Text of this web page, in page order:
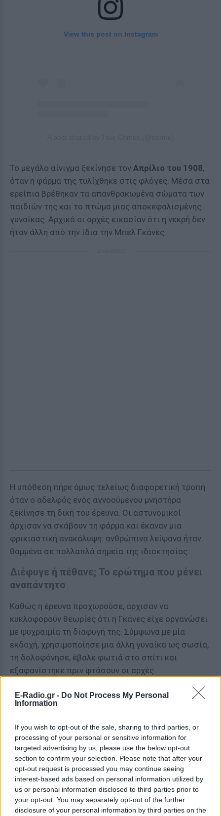
E-Radio.gr - Do Not Process My Personal
Information
If you wish to opt-out of the sale, sharing to third parties, or
processing of your personal or sensitive information for
targeted advertising by us, please use the below opt-out
section to confirm your selection. Please note that after your
opt-out request is processed you may continue seeing
interest-based ads based on personal information utilized by
us or personal information disclosed to third parties prior to
your opt-out. You may separately opt-out of the further
disclosure of your personal information by third parties on the
View this post on Instagram
Το μεγάλο αίνιγμα ξεκίνησε τον Απρίλιο του 1908,
όταν η φάρμα της τυλίχθηκε στις φλόγες. Μέσα στα
ερείπια βρέθηκαν τα απανθρακωμένα σώματα των
παιδιών της και το πτώμα μιας αποκεφαλισμένης
γυναίκας. Αρχικά οι αρχές εικασίαν ότι η νεκρή δεν
ήταν άλλη από την ίδια την Μπελ Γκάνες.
Η υπόθεση πήρε όμως τελείως διαφορετική τροπή
όταν ο αδελφός ενός αγνοούμενου μνηστήρα
ξεκίνησε τη δική του έρευνα. Οι αστυνομικοί
άρχισαν να σκάβουν τη φάρμα και έκαναν μια
φρικιαστική ανακάλυψη: ανθρώπινα λείψανα ήταν
θαμμένα σε πολλαπλά σημεία της ιδιοκτησίας.
Διέφυγε ή πέθανε; Το ερώτημα που μένει
αναπάντητο
Καθώς η έρευνα προχωρούσε, άρχισαν να
κυκλοφορούν θεωρίες ότι η Γκάνες είχε οργανώσει
με ψυχραιμία τη διαφυγή της. Σύμφωνα με μία
εκδοχή, χρησιμοποίησε μια άλλη γυναίκα ως σωσία,
τη δολοφόνησε, έβαλε φωτιά στο σπίτι και
εξαφανίστηκε πριν φτάσουν οι αρχές.
Το γεγονός ότι το πτώμα που ανασύρθηκε ήταν
μικρότερης σωματικής διάπλασης από εκείνη της
αμφιβολίες. Παρότι επίσημα καταχωρίστηκε ως
νεκρή, πολλοί πίστεψαν ότι κατάφερε να φύγει και
να χτίσει μια νέα ζωή με άλλη ταυτότητα.
ΔΙΑΦΗΜΙΣΗ